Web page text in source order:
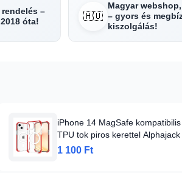
–
óta!
🇭🇺
Magyar
– gyors és
kiszolgálás!
iPhone 14 MagSafe
TPU tok piros kerettel Alphajack
1 100 Ft